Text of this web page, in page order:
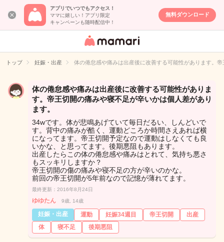
アプリでいつでもアクセス！
ママに嬉しい！アプリ限定
キャンペーンも随時配信中！
無料ダウンロード
女性専用匿名QA
イト
トップ 妊娠・出産 体の倦怠感や痛みは出産後に改善する可能性があります。
体の倦怠感や痛みは出産後に改善する可能性がありま
す。帝王切開の痛みや寝不足が辛いかは個人差があり
ます。
34wです。体が悲鳴あげていて毎日だるい、しんどいで
す。背中の痛みが酷く、運動どころか時間さえあれば横
になってます。帝王切開予定なので運動はしなくても良
いかな、と思ってます。後期悪阻もあります。
出産したらこの体の倦怠感や痛みはとれて、気持ち悪さ
もスッキリしますか？
帝王切開の傷の痛みや寝不足の方が辛いのかな。
前回の帝王切開が5年前なので記憶が薄れてます。
最終更新：2016年8月24日
ゆゆたん 9歳, 14歳
妊娠・出産 運動 妊娠34週目 帝王切開
出産
体
寝不足 後期悪阻